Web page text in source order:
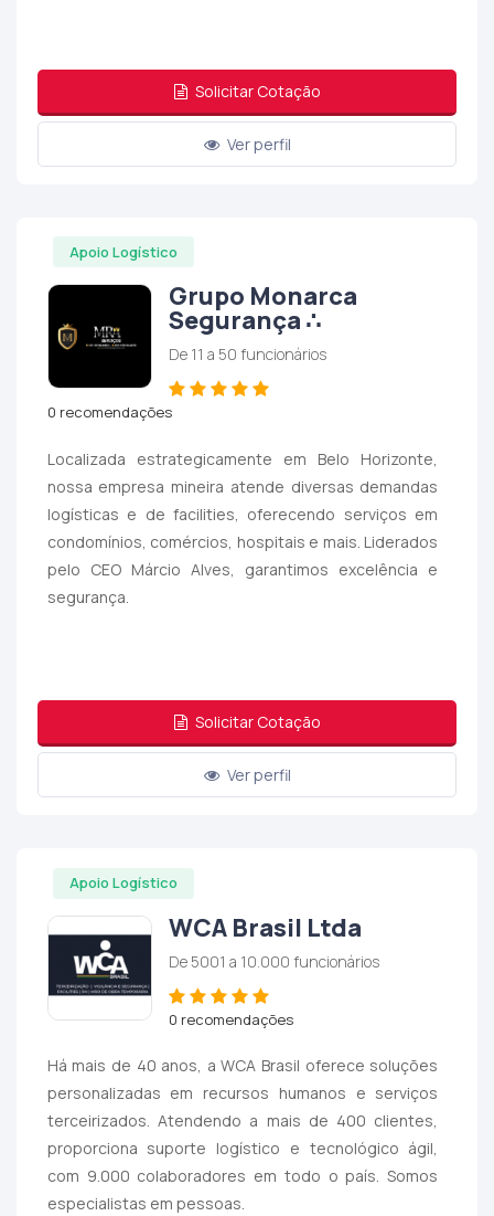
Solicitar Cotação
Ver perfil
Apoio Logístico
Grupo Monarca
Segurança ∴
De 11 a 50 funcionários
0 recomendações
Localizada estrategicamente em Belo Horizonte,
nossa empresa mineira atende diversas demandas
logísticas e de facilities, oferecendo serviços em
condomínios, comércios, hospitais e mais. Liderados
pelo CEO Márcio Alves, garantimos excelência e
segurança.
Solicitar Cotação
Ver perfil
Apoio Logístico
WCA Brasil Ltda
De 5001 a 10.000 funcionários
0 recomendações
Há mais de 40 anos, a WCA Brasil oferece soluções
personalizadas em recursos humanos e serviços
terceirizados. Atendendo a mais de 400 clientes,
proporciona suporte logístico e tecnológico ágil,
com 9.000 colaboradores em todo o país. Somos
especialistas em pessoas.